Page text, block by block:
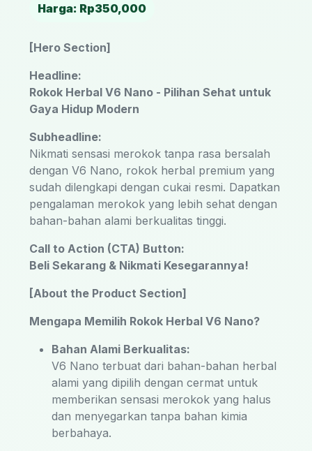
Harga: Rp350,000
[Hero Section]
Headline:
Rokok Herbal V6 Nano - Pilihan Sehat untuk
Gaya Hidup Modern
Subheadline:
Nikmati sensasi merokok tanpa rasa bersalah
dengan V6 Nano, rokok herbal premium yang
sudah dilengkapi dengan cukai resmi. Dapatkan
pengalaman merokok yang lebih sehat dengan
bahan-bahan alami berkualitas tinggi.
Call to Action (CTA) Button:
Beli Sekarang & Nikmati Kesegarannya!
[About the Product Section]
Mengapa Memilih Rokok Herbal V6 Nano?
Bahan Alami Berkualitas:
V6 Nano terbuat dari bahan-bahan herbal
alami yang dipilih dengan cermat untuk
memberikan sensasi merokok yang halus
dan menyegarkan tanpa bahan kimia
berbahaya.